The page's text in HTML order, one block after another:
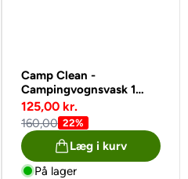
Camp Clean -
Campingvognsvask 1
liter
125,00 kr.
160,00 22%
Læg i kurv
På lager